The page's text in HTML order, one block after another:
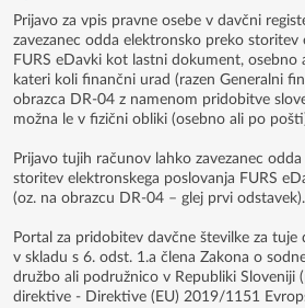
Prijavo za vpis pravne osebe v davčni
zavezanec odda elektronsko preko storitev
FURS eDavki kot lastni dokument, osebno
kateri koli finančni urad (razen Generalni
obrazca DR-04 z namenom pridobitve
možna le v fizični obliki (osebno ali po
Prijavo tujih računov lahko zavezanec
storitev elektronskega poslovanja FURS
(oz. na obrazcu DR-04 – glej prvi odstavek).
Portal za pridobitev davčne številke za tuje
v skladu s 6. odst. 1.a člena Zakona o
družbo ali podružnico v Republiki Sloveniji
direktive - Direktive (EU) 2019/1151